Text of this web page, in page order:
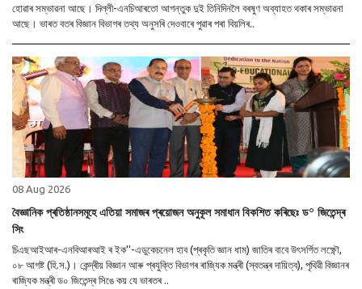
হোৱাৰ সম্ভাৱনা আছে। দিল্লী-এনচিআৰতো আগন্তুক দুই তিনিদিনলৈ বৰষুণ অব্যাহত থকাৰ সম্ভাৱনা
আছে। ভাৰত বতৰ বিজ্ঞান বিভাগৰ তথ্য অনুসৰি দেওবাৰে পুৱাৰ পৰা বিয়লিৰ..
08 Aug 2026
বৈজ্ঞানিক প্ৰতিষ্ঠানসমূহে এতিয়া সমাজৰ প্ৰয়োজন অনুকূল সমাধান বিকশিত কৰিছেঃ ড° জিতেন্দ্ৰ
সিং
চিএছআইআৰ-এনবিআৰআই ৰ ইক''-এডুকেচনেল হাব (প্ৰকৃতি জ্ঞান ধাম) জাতিৰ বাবে উৎসৰ্গিত লক্ষ্ণৌ,
০৮ আগষ্ট (হি.স.)। কেন্দ্ৰীয় বিজ্ঞান আৰু প্ৰযুক্তি বিভাগৰ ৰাজ্যিক মন্ত্ৰী (স্বতন্ত্ৰ দায়িত্ব), পৃথিৱী বিজ্ঞানৰ
ৰাজ্যিক মন্ত্ৰী ড০ জিতেন্দ্ৰ সিঙে কয় যে ভাৰতৰ ..